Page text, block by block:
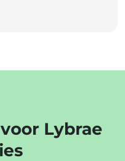
Lybrae